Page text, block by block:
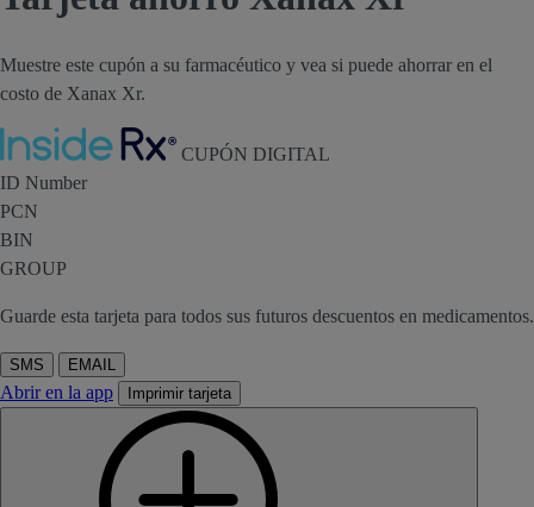
Muestre este cupón a su farmacéutico y vea si puede ahorrar en el
costo de Xanax Xr.
Inside Rx
CUPÓN DIGITAL
ID Number
PCN
BIN
GROUP
Guarde esta tarjeta para todos sus futuros descuentos en medicamentos.
SMS EMAIL
Abrir en la app Imprimir tarjeta